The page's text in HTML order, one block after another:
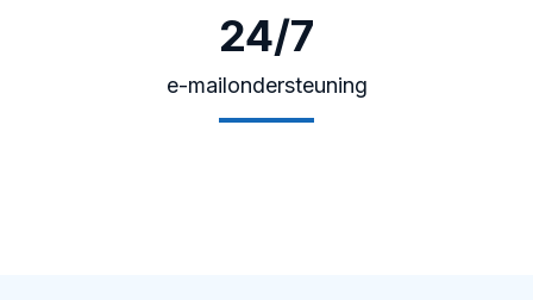
24/7
e-mailondersteuning